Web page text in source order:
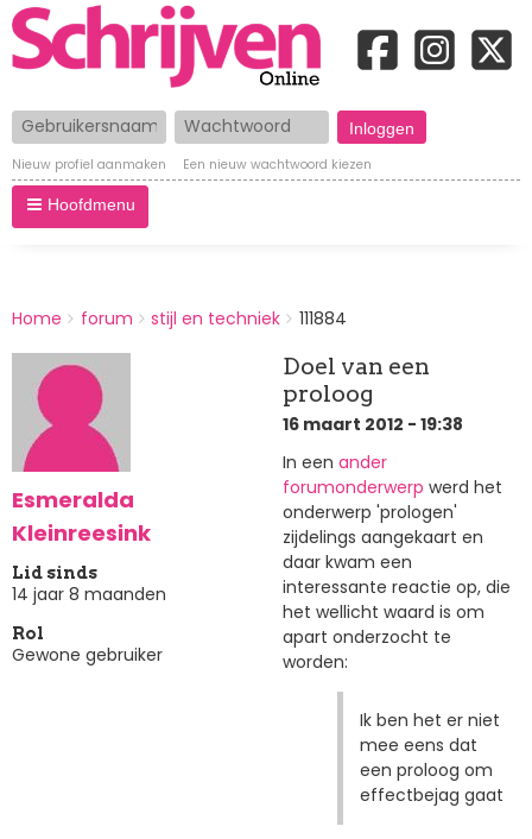
Gebruikersnaam Wachtwoord
Nieuw profiel aanmaken Een nieuw wachtwoord kiezen
Hoofdmenu
BREADCRUMBS
You
here:
Home forum stijl en techniek 111884
Esmeralda
Kleinreesink
Lid sinds
14 jaar 8 maanden
Rol
Gewone gebruiker
Doel van een
proloog
16 maart 2012 - 19:38
In een ander
forumonderwerp werd het
onderwerp 'prologen'
zijdelings aangekaart en
daar kwam een
interessante reactie op, die
het wellicht waard is om
apart onderzocht te
worden:
Ik ben het er niet
mee eens dat
een proloog om
effectbejag gaat